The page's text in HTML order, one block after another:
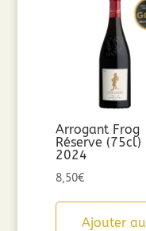
Arrogant Frog
Réserve (75cl)
2024
8,50€
Ajouter au